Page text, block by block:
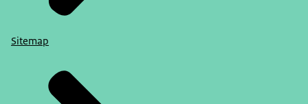
Sitemap